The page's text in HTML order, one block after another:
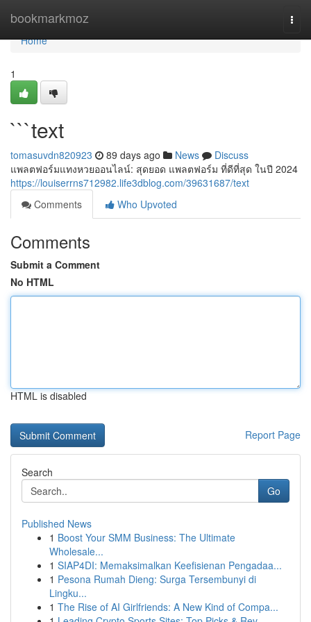
bookmarkmoz
Home
Home
1
```text
tomasuvdn820923 89 days ago News
Discuss
แพลตฟอร์มแทงหวยออนไลน์: สุดยอด แพลตฟอร์ม ที่ดีที่สุด ในปี 2024
https://louiserrns712982.life3dblog.com/39631687/text
Comments
Who Upvoted
Comments
Submit a Comment
No HTML
HTML is disabled
Report Page
Search
Go
Published News
1 Boost Your SMM Business: The Ultimate
Wholesale...
1 SIAP4DI: Memaksimalkan Keefisienan Pengadaa...
1 Pesona Rumah Dieng: Surga Tersembunyi di
Lingku...
1 The Rise of AI Girlfriends: A New Kind of Compa...